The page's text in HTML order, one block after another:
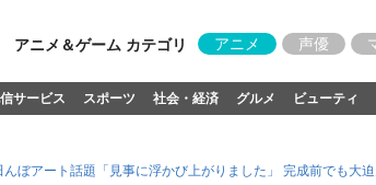
アニメ＆ゲーム カテゴリ アニメ 声優
サービス スポーツ 社会・経済 グルメ ビューティ
んぼアート話題「見事に浮かび上がりました」 完成前でも大